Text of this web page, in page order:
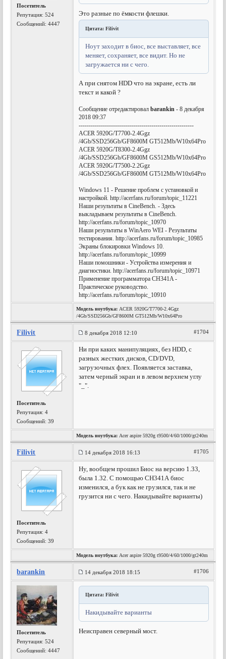
Посетитель
Репутация:524
Сообщений: 4447
Это разные по ёмкости флешки.
Цитата: Filivit
Ноут заходит в биос, все выставляет, все
меняет, сохраняет, все видит. Но не
загружается ни с чего.
А при снятом HDD что на экране, есть ли
текст и какой ?
Сообщение отредактировалbarankin - 8 декабря
2018 09:37
---------------------------------------------------------
ACER 5920G/T7700-2.4Ggz
/4Gb/SSD256Gb/GF8600M GT512Mb/W10x64Pro
ACER 5920G/T8300-2.4Ggz
/4Gb/SSD256Gb/GF8600M GS512Mb/W10x64Pro
ACER 5920G/T7500-2.2Ggz
/4Gb/SSD256Gb/GF8600M GT512Mb/W10x64Pro
Windows 11 - Решение проблем с установкой и
настройкой. http://acerfans.ru/forum/topic_11221
Наши результаты в CineBench. - Здесь
выкладываем результаты в CineBench.
http://acerfans.ru/forum/topic_10970
Наши результаты в WinAero WEI - Результаты
тестирования. http://acerfans.ru/forum/topic_10985
Экраны блокировки Windows 10.
http://acerfans.ru/forum/topic_10999
Наши помошники - Устройства измерения и
диагностики. http://acerfans.ru/forum/topic_10971
Применение программатора CH341A -
Практическое руководство.
http://acerfans.ru/forum/topic_10910
Модель ноутбука: ACER 5920G/T7700-2.4Ggz
/4Gb/SSD256Gb/GF8600M GT512Mb/W10x64Pro
Filivit 8 декабря 2018 12:10 #1704
Посетитель
Репутация:4
Сообщений: 39
Ни при каких манипуляциях, без HDD, с
разных жестких дисков, СD/DVD,
загрузочных флех. Появляется заставка,
затем черный экран и в левом верхнем углу
"_".
Модель ноутбука: Acer aspire 5920g t9500/4/60/1000/gt240m
Filivit 14 декабря 2018 16:13 #1705
Посетитель
Репутация:4
Сообщений: 39
Ну, вообщем прошил Биос на версию 1.33,
была 1.32. С помощью СН341А биос
изменился, а бук как не грузился, так и не
грузится ни с чего. Накидывайте варианты)
Модель ноутбука: Acer aspire 5920g t9500/4/60/1000/gt240m
barankin 14 декабря 2018 18:15 #1706
Посетитель
Репутация:524
Сообщений: 4447
Цитата: Filivit
Накидывайте варианты
Неисправен северный мост.